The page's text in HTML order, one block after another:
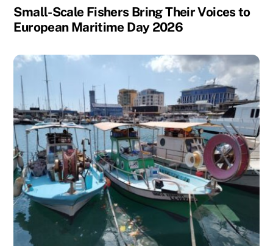
Small-Scale Fishers Bring Their Voices to
European Maritime Day 2026